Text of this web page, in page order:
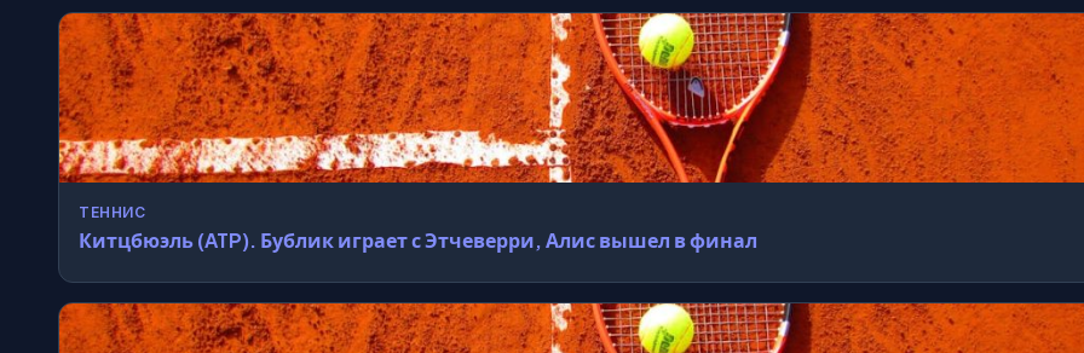
ТЕННИС
Китцбюэль (ATP). Бублик играет с Этчеверри, Алис вышел в финал